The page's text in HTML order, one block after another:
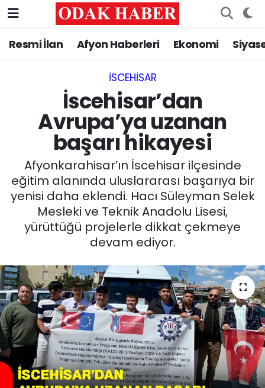
Resmi İlan Afyon Haberleri Ekonomi
İSCEHISAR
İscehisar’dan
Avrupa’ya uzanan
başarı hikayesi
Afyonkarahisar’ın İscehisar ilçesinde
eğitim alanında uluslararası başarıya bir
yenisi daha eklendi. Hacı Süleyman Selek
Mesleki ve Teknik Anadolu Lisesi,
yürüttüğü projelerle dikkat çekmeye
devam ediyor.
AFYONKARAHİSAR HABERLERİ
ASAYİŞ
GÜNCEL
SİYASET
EĞİTİM
MAGAZİN
SPOR
11:11 MANŞET
Nöbetçi Eczaneler
Trafik Durumu
Süper Lig Puan Durumu ve Fikstür
Tüm Manşetler
Son Dakika Haberleri
Haber Arşivi